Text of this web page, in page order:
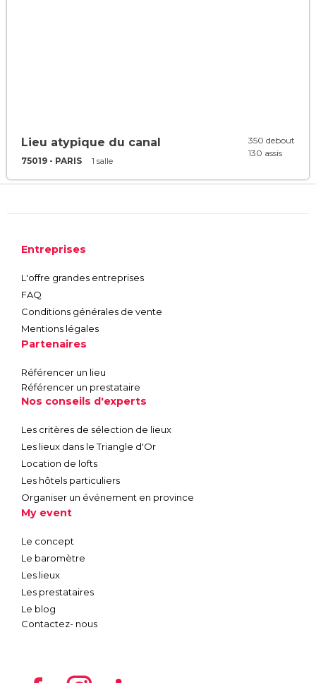
Lieu atypique du canal
75019 - PARIS 1 salle
350 debout
130 assis
Entreprises
L'offre grandes entreprises
FAQ
Conditions générales de vente
Mentions légales
Partenaires
Référencer un lieu
Référencer un prestataire
Nos conseils d'experts
Les critères de sélection de lieux
Les lieux dans le Triangle d'Or
Location de lofts
Les hôtels particuliers
Organiser un événement en province
My event
Le concept
Le baromètre
Les lieux
Les prestataires
Le blog
Contactez- nous